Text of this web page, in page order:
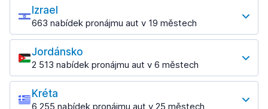
Bari
1 074 akcí v 8 lokacích
Letiště Bari
od 241,45 Kč denně
Bologna
876 akcí v 9 lokacích
Izrael
663 nabídek pronájmu aut v 19 městech
Nejoblíbenější lokality
Tel Aviv
104 akcí v 5 lokacích
Letiště Tel Aviv
od 1 476,59 Kč denně
Jordánsko
2 513 nabídek pronájmu aut v 6 městech
Nejoblíbenější lokality
Amman
Kréta
6 255 nabídek pronájmu aut v 25 městech